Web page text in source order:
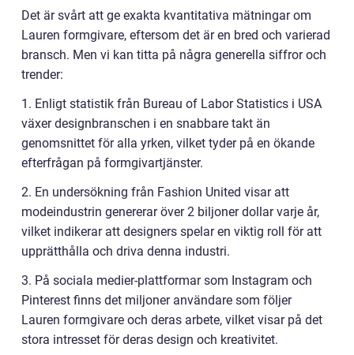
Det är svårt att ge exakta kvantitativa mätningar om
Lauren formgivare, eftersom det är en bred och varierad
bransch. Men vi kan titta på några generella siffror och
trender:
1. Enligt statistik från Bureau of Labor Statistics i USA
växer designbranschen i en snabbare takt än
genomsnittet för alla yrken, vilket tyder på en ökande
efterfrågan på formgivartjänster.
2. En undersökning från Fashion United visar att
modeindustrin genererar över 2 biljoner dollar varje år,
vilket indikerar att designers spelar en viktig roll för att
upprätthålla och driva denna industri.
3. På sociala medier-plattformar som Instagram och
Pinterest finns det miljoner användare som följer
Lauren formgivare och deras arbete, vilket visar på det
stora intresset för deras design och kreativitet.